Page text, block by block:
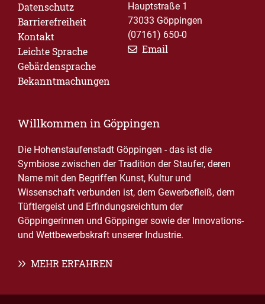
Datenschutz
Barrierefreiheit
Kontakt
Leichte Sprache
Gebärdensprache
Bekanntmachungen
Hauptstraße 1
73033 Göppingen
(07161) 650-0
Email
Willkommen in Göppingen
Die Hohenstaufenstadt Göppingen - das ist die
Symbiose zwischen der Tradition der Staufer, deren
Name mit den Begriffen Kunst, Kultur und
Wissenschaft verbunden ist, dem Gewerbefleiß, dem
Tüftlergeist und Erfindungsreichtum der
Göppingerinnen und Göppinger sowie der Innovations-
und Wettbewerbskraft unserer Industrie.
MEHR ERFAHREN